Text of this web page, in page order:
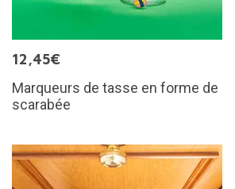
12,45€
Marqueurs de tasse en forme de
scarabée